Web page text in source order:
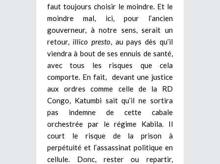
faut toujours choisir le moindre. Et le
moindre mal, ici, pour l’ancien
gouverneur, à notre sens, serait un
retour, illico presto, au pays dès qu’il
viendra à bout de ses ennuis de santé,
avec tous les risques que cela
comporte. En fait, devant une justice
aux ordres comme celle de la RD
Congo, Katumbi sait qu’il ne sortira
pas indemne de cette cabale
orchestrée par le régime Kabila. Il
court le risque de la prison à
perpétuité et l’assassinat politique en
cellule. Donc, rester ou repartir,